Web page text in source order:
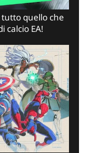
tutto quello che
calcio EA!